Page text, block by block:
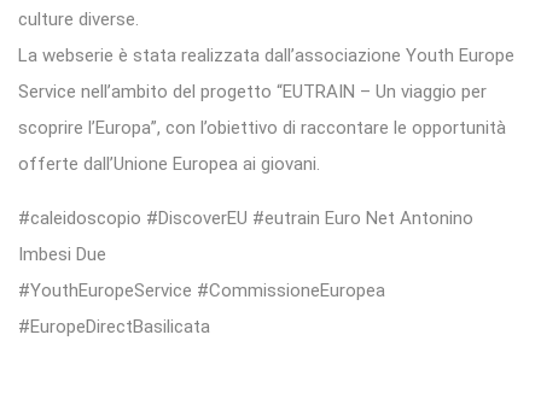
culture diverse.
La webserie è stata realizzata dall’associazione Youth Europe
Service nell’ambito del progetto “EUTRAIN – Un viaggio per
scoprire l’Europa”, con l’obiettivo di raccontare le opportunità
offerte dall’Unione Europea ai giovani.
#caleidoscopio #DiscoverEU #eutrain Euro Net Antonino
Imbesi Due
#YouthEuropeService #CommissioneEuropea
#EuropeDirectBasilicata